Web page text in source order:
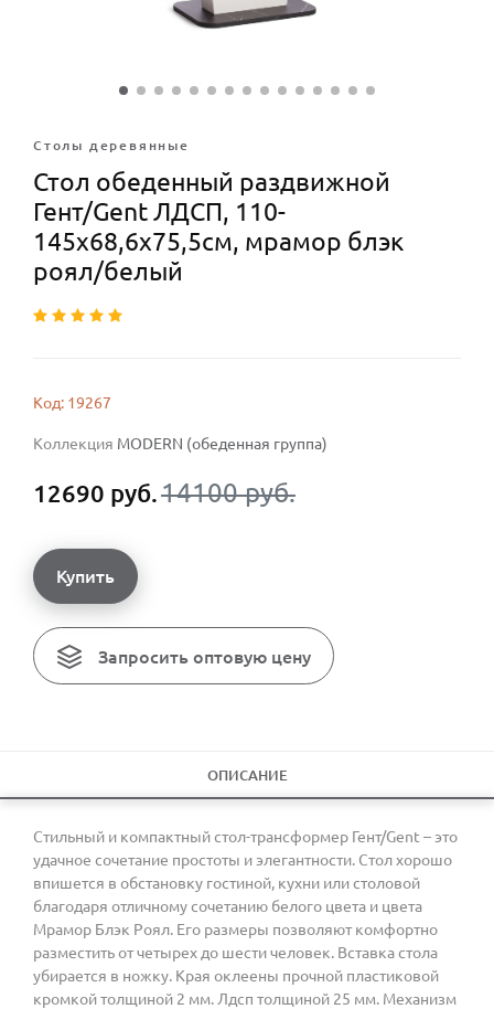
Столы деревянные
Стол обеденный раздвижной
Гент/Gent ЛДСП, 110-
145х68,6х75,5см, мрамор блэк
роял/белый
Код: 19267
Коллекция MODERN (обеденная группа)
12690 руб.14100 руб.
Купить
Запросить оптовую цену
ОПИСАНИЕ
Стильный и компактный стол-трансформер Гент/Gent – это
удачное сочетание простоты и элегантности. Стол хорошо
впишется в обстановку гостиной, кухни или столовой
благодаря отличному сочетанию белого цвета и цвета
Мрамор Блэк Роял. Его размеры позволяют комфортно
разместить от четырех до шести человек. Вставка стола
убирается в ножку. Края оклеены прочной пластиковой
кромкой толщиной 2 мм. Лдсп толщиной 25 мм. Механизм